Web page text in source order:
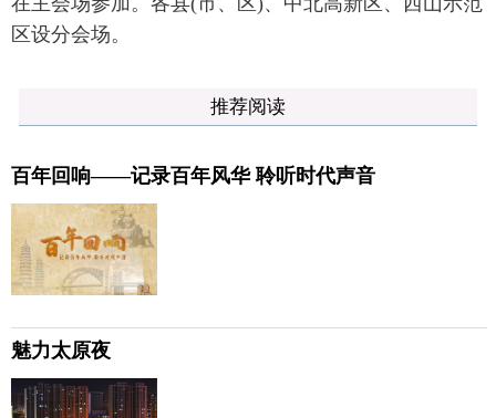
区设分会场。
推荐阅读
百年回响——记录百年风华 聆听时代声音
魅力太原夜